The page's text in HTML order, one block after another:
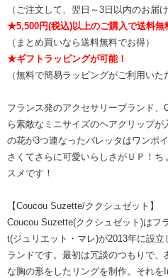
（ご注文して、翌日～3日以内のお届け
★5,500円(税込)以上のご購入で送料無
（まとめ買いなら送料無料でお得）
★ギフトラッピングが可能！
（無料で簡易ラッピングがご利用いた
フランス発のアクセサリーブランド
ら素敵なミニサイズのヘアクリップ
の花が3つ連なったバレッタはワンポ
さくてさらに可愛いらしさがＵＰ！
スメです！
【Coucou Suzette/ククシュゼット】
Coucou Suzette(ククシュゼット)はフ
t(ジュリエット・マレ)が2013年に設
ランドです。最初は冗談のつもりで、
な胸の形をしたリングを制作。それ